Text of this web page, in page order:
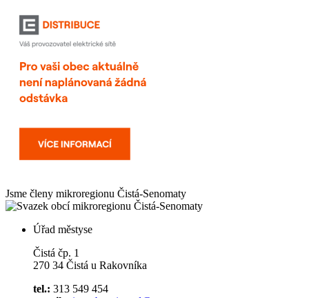
Jsme členy mikroregionu Čistá-Senomaty
Úřad městyse
Čistá čp. 1
270 34 Čistá u Rakovníka
tel.: 313 549 454